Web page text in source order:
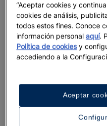
“Aceptar cookies y
cookies de análisis,
todos estos fines. Conoce
información personalaquí.
Política de cookiesy
accediendo a la
Aceptar